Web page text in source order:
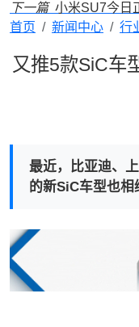
下一篇 小米SU7今日
首页
新闻中心 行
又推5款SiC车
最近，比亚迪、
的新SiC车型也相